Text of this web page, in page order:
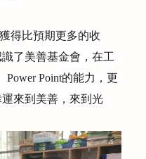
得比預期更多的收
了美善基金會，在工
Power Point的能力，更
來到美善，來到光